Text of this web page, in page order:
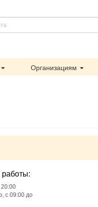
Организациям
с 09:00 до